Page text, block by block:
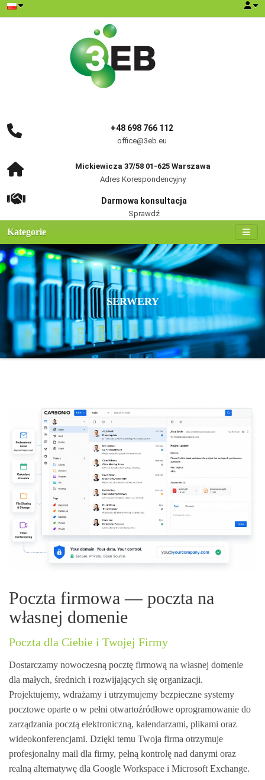
+48 698 766 112
office@3eb.eu
Mickiewicza 37/58 01-625 Warszawa
Adres Korespondencyjny
Darmowa konsultacja
Sprawdź
Kategorie
SERWERY
Poczta firmowa — poczta na
własnej domenie
Poczta dla Ciebie i Twojej Firmy
Dostarczamy nowoczesną pocztę firmową na własnej domenie
dla małych, średnich i rozwijających się organizacji.
Projektujemy, wdrażamy i utrzymujemy bezpieczne systemy
pocztowe oparte o w pełni otwartoźródłowe oprogramowanie do
zarządzania pocztą elektroniczną, kalendarzami, plikami oraz
wideokonferencjami. Dzięki temu Twoja firma otrzymuje
profesjonalny mail dla firmy, pełną kontrolę nad danymi oraz
realną alternatywę dla Google Workspace i Microsoft Exchange.